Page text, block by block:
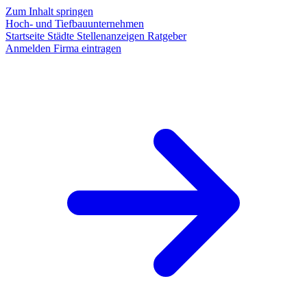
Zum Inhalt springen
Hoch- und Tiefbauunternehmen
Startseite Städte Stellenanzeigen Ratgeber
Anmelden Firma eintragen